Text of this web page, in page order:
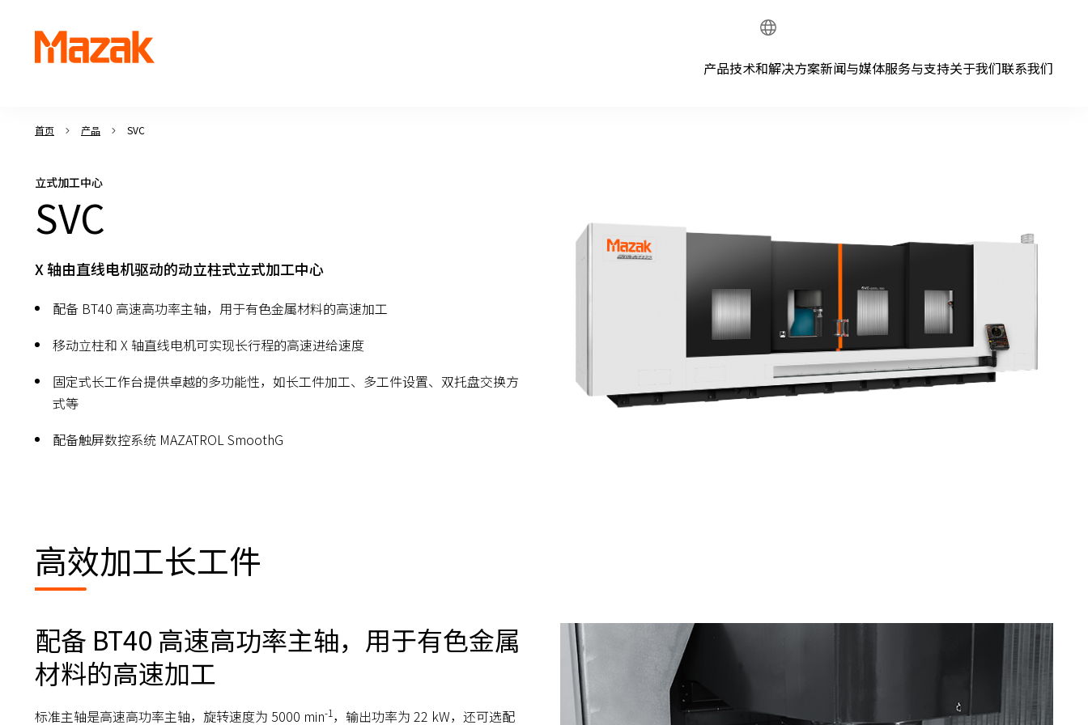
产品技术和解决方案新闻与媒体服务与支持关于我们联系我们
Global
首页 产品 SVC
立式加工中心
SVC
X 轴由直线电机驱动的动立柱式立式加工中心
配备 BT40 高速高功率主轴，用于有色金属材料的高速加工
移动立柱和 X 轴直线电机可实现长行程的高速进给速度
固定式长工作台提供卓越的多功能性，如长工件加工、多工件设置、双托盘交换方
式等
配备触屏数控系统 MAZATROL SmoothG
高效加工长工件
配备 BT40 高速高功率主轴，用于有色金属
材料的高速加工
标准主轴是高速高功率主轴，旋转速度为 5000 min-1 ，输出功率为 22 kW，还可选配